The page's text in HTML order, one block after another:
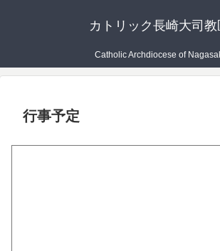
カトリック長崎大司教
Catholic Archdiocese of
行事予定